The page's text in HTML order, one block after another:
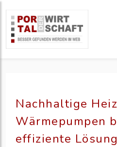
Nachhaltige
Wärmepumpen
effiziente